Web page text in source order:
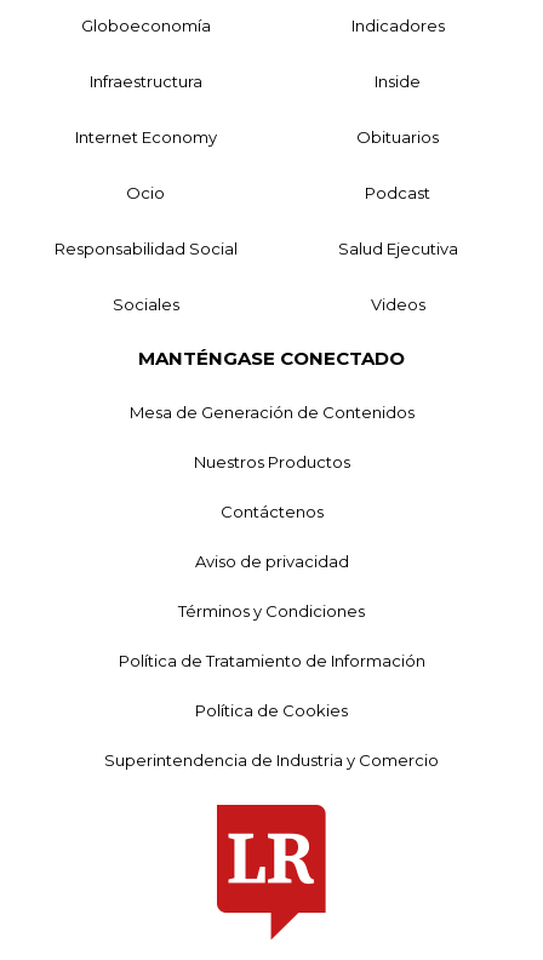
Globoeconomía Indicadores
Infraestructura Inside
Internet Economy Obituarios
Ocio Podcast
Responsabilidad Social Salud Ejecutiva
Sociales Videos
MANTÉNGASE CONECTADO
Mesa de Generación de Contenidos
Nuestros Productos
Contáctenos
Aviso de privacidad
Términos y Condiciones
Política de Tratamiento de Información
Política de Cookies
Superintendencia de Industria y Comercio